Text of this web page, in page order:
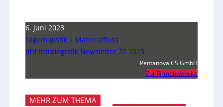
6. Juni 2023
Lagerlogistik + Materialfluss
dhf Intralogistik Newsletter 22 2023
Pentanova CS GmbH
Zur Firmenwebsite
MEHR ZUM THEMA